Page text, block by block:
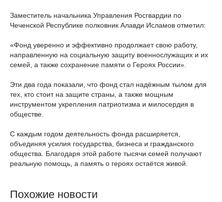
Заместитель начальника Управления Росгвардии по
Чеченской Республике полковник Алавди Исламов отметил:
«Фонд уверенно и эффективно продолжает свою работу,
направленную на социальную защиту военнослужащих и их
семей, а также сохранение памяти о Героях России».
Эти два года показали, что фонд стал надёжным тылом для
тех, кто стоит на защите страны, а также мощным
инструментом укрепления патриотизма и милосердия в
обществе.
С каждым годом деятельность фонда расширяется,
объединяя усилия государства, бизнеса и гражданского
общества. Благодаря этой работе тысячи семей получают
реальную помощь, а память о героях остаётся живой.
Похожие новости